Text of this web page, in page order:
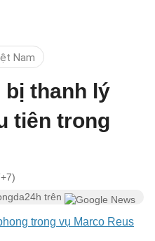
Nam
bị thanh lý
tiên trong
trên
trong vụ Marco Reus